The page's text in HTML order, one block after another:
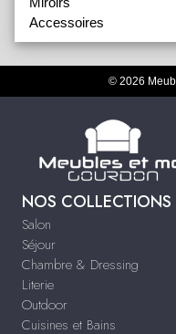
Accessoires
© 2026
NOS COLLECTIONS
Salon
Séjour
Chambre & Dressing
Literie
Outdoor
Cuisines et Bains